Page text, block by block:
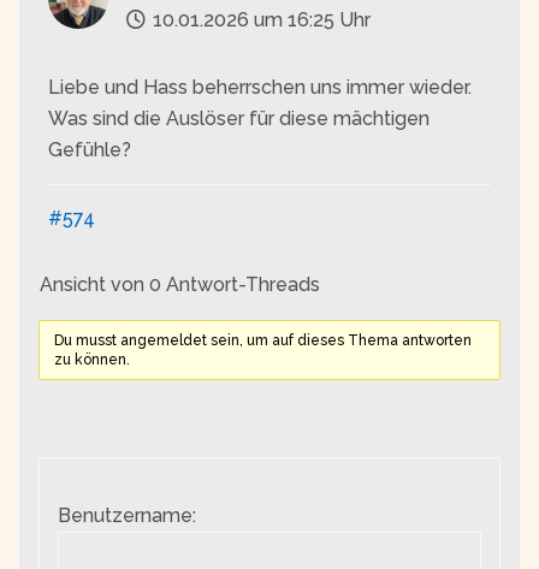
10.01.2026 um 16:25 Uhr
Liebe und Hass beherrschen uns immer wieder.
Was sind die Auslöser für diese mächtigen
Gefühle?
#574
Ansicht von 0 Antwort-Threads
Du musst angemeldet sein, um auf dieses Thema antworten
zu können.
Benutzername: